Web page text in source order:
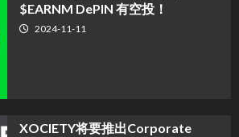
$EARNM DePIN 有空投！
2024-11-11
XOCIETY将要推出Corporate